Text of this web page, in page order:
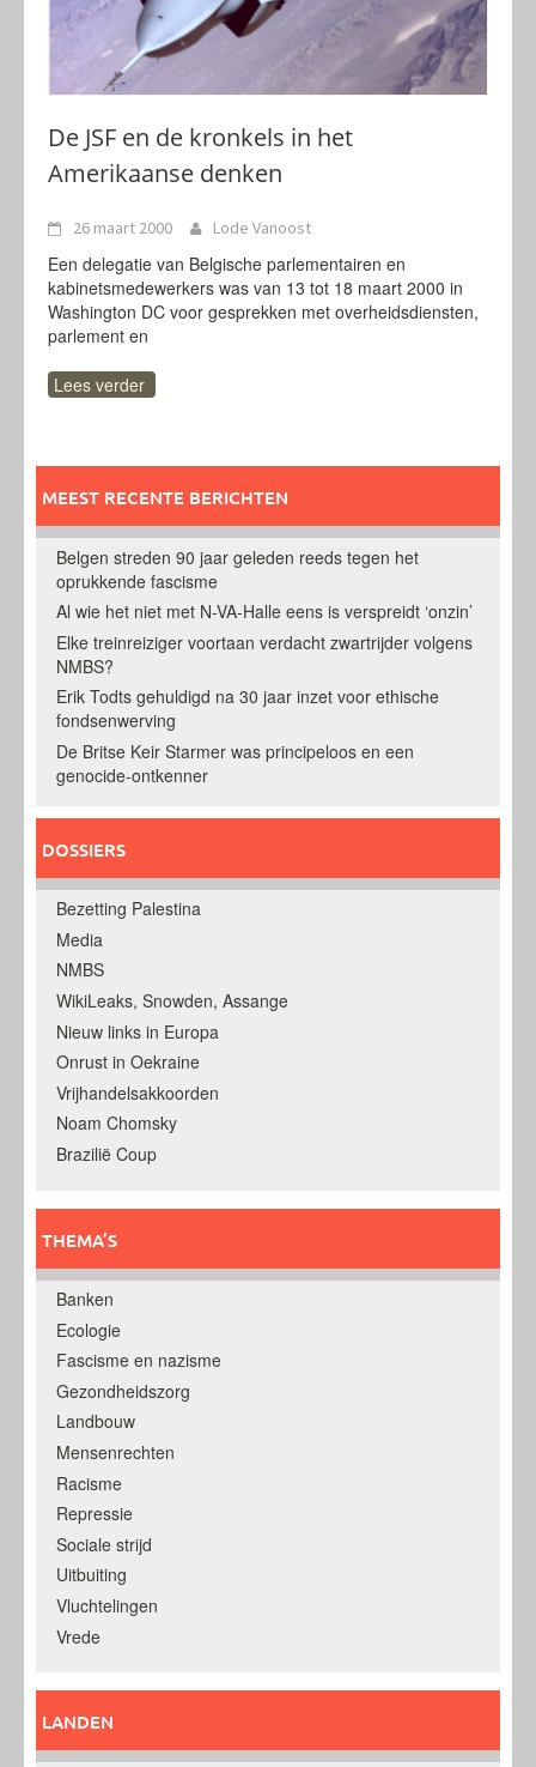
De JSF en de kronkels in het
Amerikaanse denken
26 maart 2000 Lode Vanoost
Een delegatie van Belgische parlementairen en
kabinetsmedewerkers was van 13 tot 18 maart 2000 in
Washington DC voor gesprekken met overheidsdiensten,
parlement en
Lees verder
MEEST RECENTE BERICHTEN
Belgen streden 90 jaar geleden reeds tegen het
oprukkende fascisme
Al wie het niet met N-VA-Halle eens is verspreidt ‘onzin’
Elke treinreiziger voortaan verdacht zwartrijder volgens
NMBS?
Erik Todts gehuldigd na 30 jaar inzet voor ethische
fondsenwerving
De Britse Keir Starmer was principeloos en een
genocide-ontkenner
DOSSIERS
Bezetting Palestina
Media
NMBS
WikiLeaks, Snowden, Assange
Nieuw links in Europa
Onrust in Oekraine
Vrijhandelsakkoorden
Noam Chomsky
Brazilië Coup
THEMA’S
Banken
Ecologie
Fascisme en nazisme
Gezondheidszorg
Landbouw
Mensenrechten
Racisme
Repressie
Sociale strijd
Uitbuiting
Vluchtelingen
Vrede
LANDEN